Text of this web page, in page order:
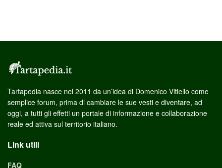
Tartapedia nasce nel 2011 da un’idea di Domenico Vitiello come
semplice forum, prima di cambiare le sue vesti e diventare, ad
oggi, a tutti gli effetti un portale di informazione e collaborazione
reale ed attiva sul territorio italiano.
Link utili
FAQ